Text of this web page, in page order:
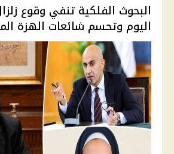
البحوث الفلكية تنفي وقوع
اليوم وتحسم شائعات الهزة